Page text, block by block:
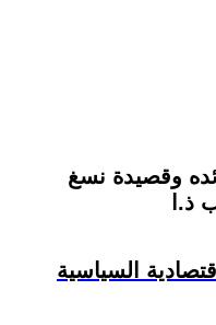
وقصيدة نسغ
ذ.ا
السياسية